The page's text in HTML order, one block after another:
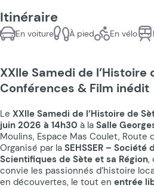
Itinéraire
En voiture À pied En vélo
XXIIe Samedi de l’Histoire
Conférences & Film inédit
Le XXIIe Samedi de l’Histoire de
juin 2026 à 14h30 à la Salle
Moulins, Espace Mas Coulet, Route
Organisé par la SEHSSER –
Scientifiques de Sète et sa Région,
convie les passionnés d’histoire
en découvertes, le tout en entrée